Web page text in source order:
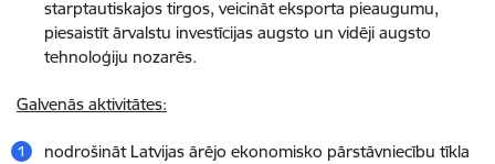
starptautiskajos tirgos, veicināt eksporta pieaugumu,
piesaistīt ārvalstu investīcijas augsto un vidēji augsto
tehnoloģiju nozarēs.
Galvenās aktivitātes:
nodrošināt Latvijas ārējo ekonomisko pārstāvniecību tīkla